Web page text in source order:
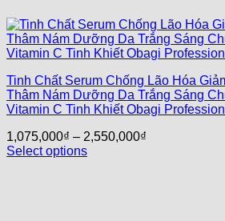
Tinh Chất Serum Chống Lão Hóa
Thâm Nám Dưỡng Da Trắng Sáng
Vitamin C Tinh Khiết Obagi
1,075,000₫ – 2,550,000₫
Select options